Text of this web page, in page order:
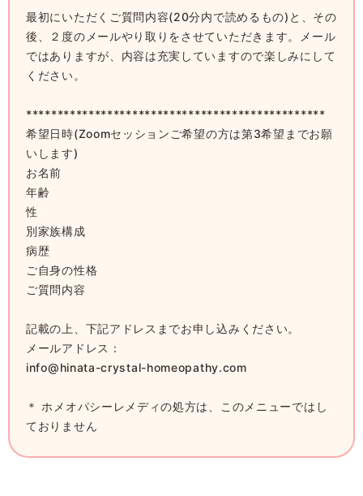
最初にいただくご質問内容(20分内で読めるもの)と、その
後、２度のメールやり取りをさせていただきます。メール
ではありますが、内容は充実していますので楽しみにして
ください。
************************************************
希望日時(Zoomセッションご希望の方は第3希望までお願
いします)
お名前
年齢
性
別家族構成
病歴
ご自身の性格
ご質問内容
記載の上、下記アドレスまでお申し込みください。
メールアドレス：
info@hinata-crystal-homeopathy.com
＊ ホメオパシーレメディの処方は、このメニューではし
ておりません